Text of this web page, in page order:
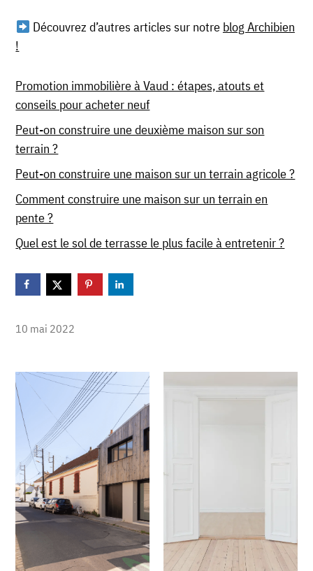
Découvrez d’autres articles sur notre blog Archibien
!
Promotion immobilière à Vaud : étapes, atouts et
conseils pour acheter neuf
Peut-on construire une deuxième maison sur son
terrain ?
Peut-on construire une maison sur un terrain agricole ?
Comment construire une maison sur un terrain en
pente ?
Quel est le sol de terrasse le plus facile à entretenir ?
10 mai 2022